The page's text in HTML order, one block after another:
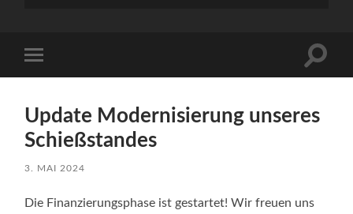
Menü
Update Modernisierung unseres
Schießstandes
3. MAI 2024
Die Finanzierungsphase ist gestartet! Wir freuen uns